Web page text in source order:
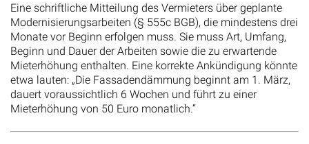
Eine schriftliche Mitteilung des Vermieters über geplante
Modernisierungsarbeiten (§ 555c BGB), die mindestens drei
Monate vor Beginn erfolgen muss. Sie muss Art, Umfang,
Beginn und Dauer der Arbeiten sowie die zu erwartende
Mieterhöhung enthalten. Eine korrekte Ankündigung könnte
etwa lauten: „Die Fassadendämmung beginnt am 1. März,
dauert voraussichtlich 6 Wochen und führt zu einer
Mieterhöhung von 50 Euro monatlich.“